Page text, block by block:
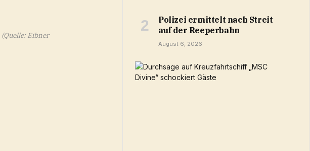
(Quelle: Eibner
Polizei ermittelt nach Streit
auf der Reeperbahn
August 6, 2026